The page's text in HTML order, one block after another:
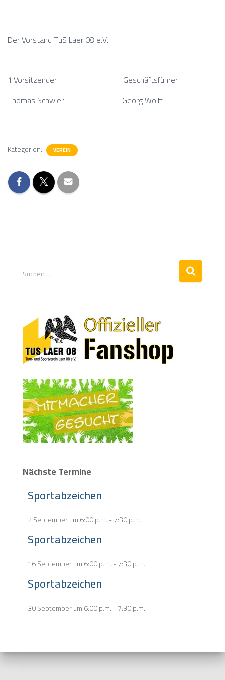
Der Vorstand TuS Laer 08 e.V.
1.Vorsitzender Geschäftsführer
Thomas Schwier Georg Wolff
Kategorien: VEREIN
Suchen …
Nächste Termine
Sportabzeichen
2 September um 6:00 p.m.-7:30 p.m.
Sportabzeichen
16 September um 6:00 p.m.-7:30 p.m.
Sportabzeichen
30 September um 6:00 p.m.-7:30 p.m.